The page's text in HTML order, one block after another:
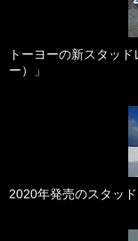
トーヨーの新スタッ
ー）」
2020年発売のスタッ